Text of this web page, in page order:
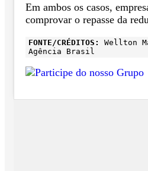
Em ambos os casos,
comprovar o repasse da
FONTE/CRÉDITOS:
Wellton
Agência Brasil